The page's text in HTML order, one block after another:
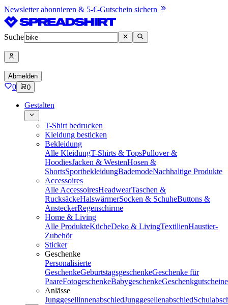
Newsletter abonnieren & 5-€-Gutschein sichern
Suche
Abmelden
0 0
Gestalten
T-Shirt bedrucken
Kleidung besticken
Bekleidung
Alle KleidungT-Shirts & TopsPullover &
HoodiesJacken & WestenHosen &
ShortsSportbekleidungBademodeNachhaltige Produkte
Accessoires
Alle AccessoiresHeadwearTaschen &
RucksäckeHalswärmerSocken & SchuheButtons &
AnsteckerRegenschirme
Home & Living
Alle ProdukteKücheDeko & LivingTextilienHaustier-
Zubehör
Sticker
Geschenke
Personalisierte
GeschenkeGeburtstagsgeschenkeGeschenke für
PaareFotogeschenkeBabygeschenkeGeschenkgutscheine
Anlässe
JunggesellinnenabschiedJunggesellenabschied